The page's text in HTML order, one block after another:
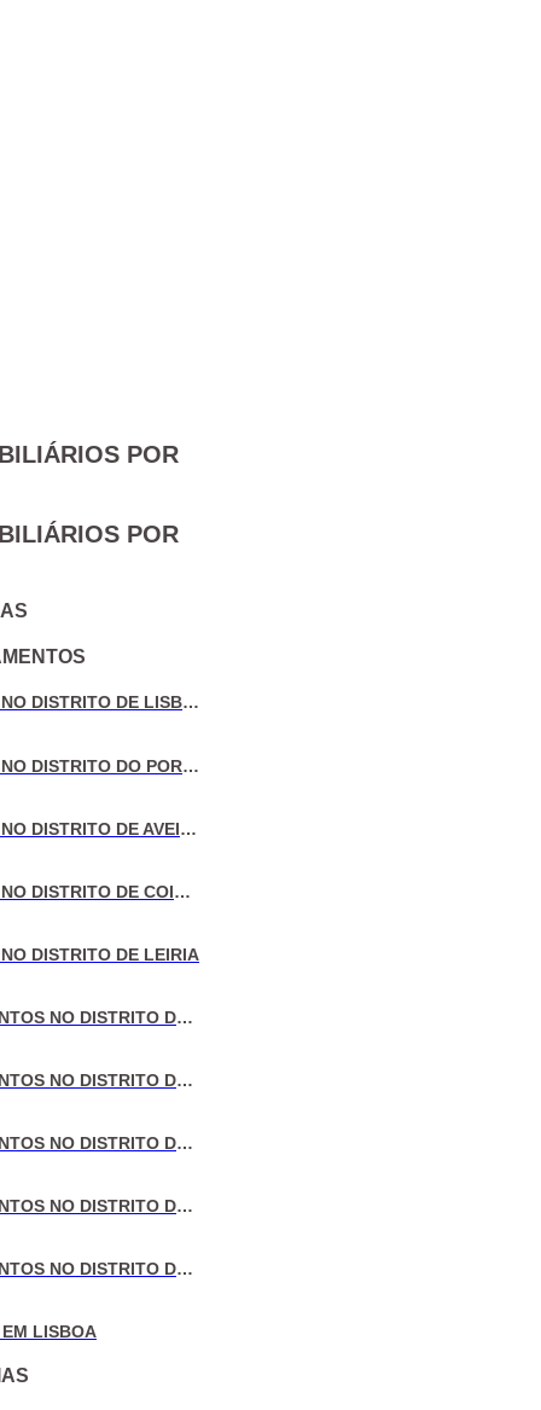
POR
POR
VENDA DE MORADIAS NO DISTRITO DE LISBOA
VENDA DE MORADIAS NO DISTRITO DO PORTO
VENDA DE MORADIAS NO DISTRITO DE AVEIRO
VENDA DE MORADIAS NO DISTRITO DE COIMBRA
DISTRITO DE LEIRIA
VENDA DE APARTAMENTOS NO DISTRITO DE LISBOA
VENDA DE APARTAMENTOS NO DISTRITO DO PORTO
VENDA DE APARTAMENTOS NO DISTRITO DE AVEIRO
VENDA DE APARTAMENTOS NO DISTRITO DE COIMBRA
VENDA DE APARTAMENTOS NO DISTRITO DE LEIRIA
LISBOA